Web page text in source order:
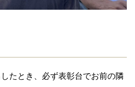
たとき、必ず表彰台でお前の隣